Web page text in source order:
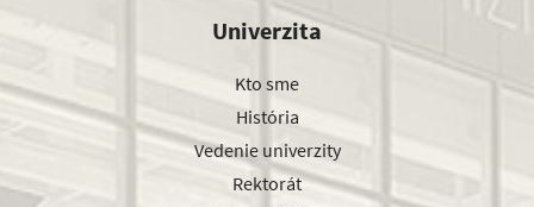
Univerzita
Kto sme
História
Vedenie univerzity
Rektorát